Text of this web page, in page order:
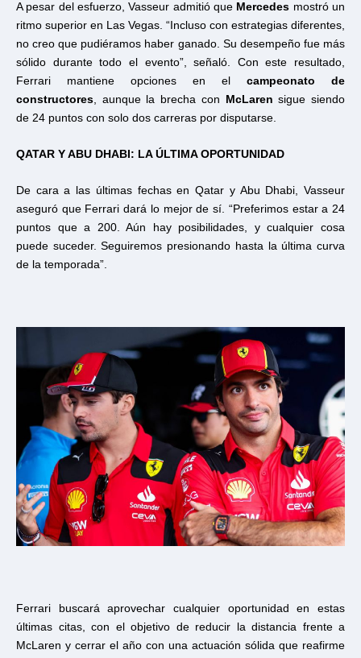
A pesar del esfuerzo, Vasseur admitió que Mercedes mostró un
ritmo superior en Las Vegas. “Incluso con estrategias diferentes,
no creo que pudiéramos haber ganado. Su desempeño fue más
sólido durante todo el evento”, señaló. Con este resultado,
Ferrari mantiene opciones en el campeonato de
constructores, aunque la brecha con McLaren sigue siendo
de 24 puntos con solo dos carreras por disputarse.
QATAR Y ABU DHABI: LA ÚLTIMA OPORTUNIDAD
De cara a las últimas fechas en Qatar y Abu Dhabi, Vasseur
aseguró que Ferrari dará lo mejor de sí. “Preferimos estar a 24
puntos que a 200. Aún hay posibilidades, y cualquier cosa
puede suceder. Seguiremos presionando hasta la última curva
de la temporada”.
Ferrari buscará aprovechar cualquier oportunidad en estas
últimas citas, con el objetivo de reducir la distancia frente a
McLaren y cerrar el año con una actuación sólida que reafirme